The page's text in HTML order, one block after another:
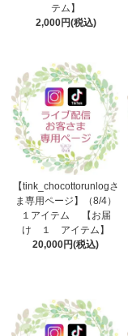
テム】
2,000円(税込)
【tink_chocottorunlogさ
ま専用ページ】（8/4）
１アイテム 【お届
け １ アイテム】
20,000円(税込)